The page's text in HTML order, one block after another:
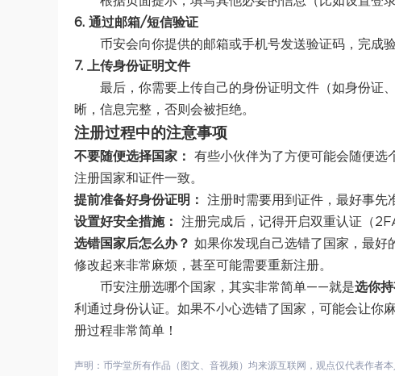
6. 通过邮箱/短信验证
币安会向你提供的邮箱或手机号发送验证码，完成
7.
上传身份证明文件
最后，你需要上传自己的身份证明文件（如身份证
晰，信息完整，否则会被拒绝。
注册过程中的注意事项
不要随便选择国家：
有些小伙伴为了方便可能会随便选
注册国家和证件一致。
提前准备好身份证明：
注册时需要用到证件，最好事先
设置好安全措施：
注册完成后，记得开启双重认证（
选错国家后怎么办？ 如果你发现自己选错了国家，最好
修改起来非常麻烦，甚至可能需要重新注册。
币安注册选哪个国家，其实非常简单——就是选你
利通过身份认证。如果不小心选错了国家，可能会让你
册过程非常简单！
声明：币学堂所有作品（图文、音视频）均来源互联网，观点仅代表作者